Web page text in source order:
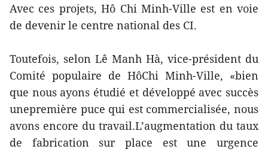
Avec ces projets, Hô Chi Minh-Ville est en voie
de devenir le centre national des CI.
Toutefois, selon Lê Manh Hà, vice-président du
Comité populaire de HôChi Minh-Ville, «bien
que nous ayons étudié et développé avec succès
unepremière puce qui est commercialisée, nous
avons encore du travail.L’augmentation du taux
de fabrication sur place est une urgence